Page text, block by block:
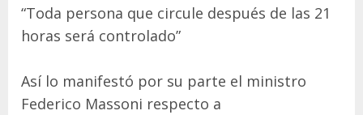
“Toda persona que circule después de las 21
horas será controlado”
Así lo manifestó por su parte el ministro
Federico Massoni respecto a